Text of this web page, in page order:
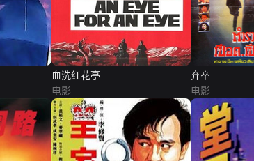
血洗红花亭
电影
弃卒
电影